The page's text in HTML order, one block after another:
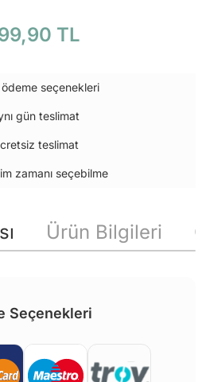
TL
ödeme seçenekleri
gün teslimat
teslimat
zamanı seçebilme
Ürün Bilgileri
Seçenekleri